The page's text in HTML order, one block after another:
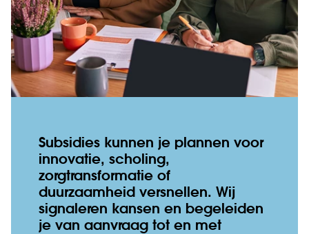
Subsidies kunnen je plannen voor
innovatie, scholing,
zorgtransformatie of
duurzaamheid versnellen. Wij
signaleren kansen en begeleiden
je van aanvraag tot en met